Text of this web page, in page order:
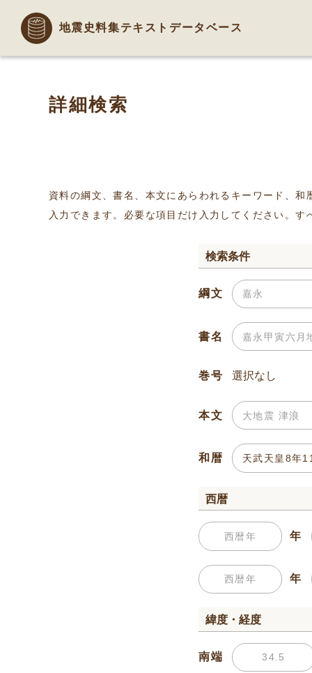
地震史料集テキストデータベース
詳細検索
資料の綱文、書名、本文にあらわれるキーワード、
入力できます。必要な項目だけ入力してください。
検索条件
綱文
書名
巻号
本文
和暦
西暦
年
年
緯度・経度
南端